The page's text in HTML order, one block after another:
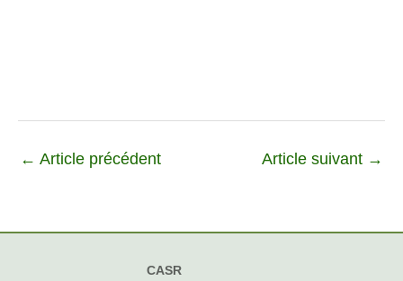
← Article précédent Article suivant →
CASR